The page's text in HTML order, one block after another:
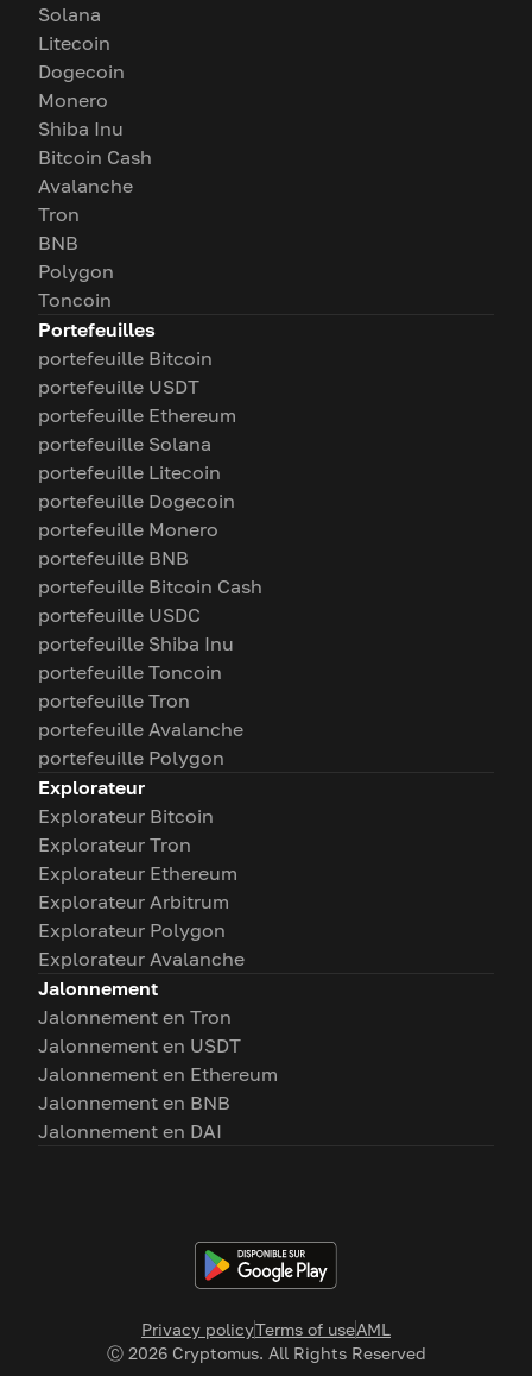
Privacy policyTerms of useAML
Ⓒ 2026Cryptomus. All Rights Reserved
Solana
Litecoin
Dogecoin
Monero
Shiba Inu
Bitcoin Cash
Avalanche
Tron
BNB
Polygon
Toncoin
Portefeuilles
portefeuille Bitcoin
portefeuille USDT
portefeuille Ethereum
portefeuille Solana
portefeuille Litecoin
portefeuille Dogecoin
portefeuille Monero
portefeuille BNB
portefeuille Bitcoin Cash
portefeuille USDC
portefeuille Shiba Inu
portefeuille Toncoin
portefeuille Tron
portefeuille Avalanche
portefeuille Polygon
Explorateur
Explorateur Bitcoin
Explorateur Tron
Explorateur Ethereum
Explorateur Arbitrum
Explorateur Polygon
Explorateur Avalanche
Jalonnement
Jalonnement en Tron
Jalonnement en USDT
Jalonnement en Ethereum
Jalonnement en BNB
Jalonnement en DAI